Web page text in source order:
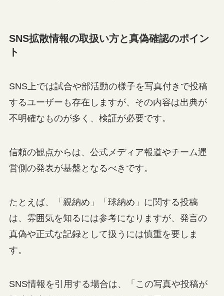
SNS拡散情報の取扱い方と真偽確認のポイン
ト
SNS上では試合や部活動の様子を写真付きで投稿
するユーザーも存在しますが、その内容は出典が
不明確なものが多く、検証が必要です。
信頼の観点からは、公式メディア報道やチーム運
営側の発表が基盤となるべきです。
たとえば、「親納め」「球納め」に関する投稿
は、雰囲気を知るには参考になりますが、発言の
真偽や正式な記録として扱うには慎重を要しま
す。
SNS情報を引用する場合は、「この写真や投稿が